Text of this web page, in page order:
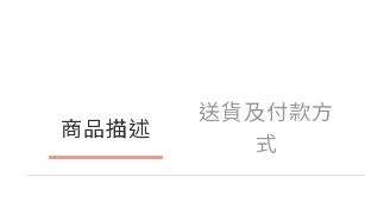
商品描述
送貨及付款方
式